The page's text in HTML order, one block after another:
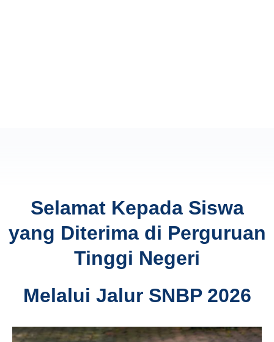
Selamat Kepada Siswa
yang Diterima di Perguruan
Tinggi Negeri
Melalui Jalur SNBP 2026